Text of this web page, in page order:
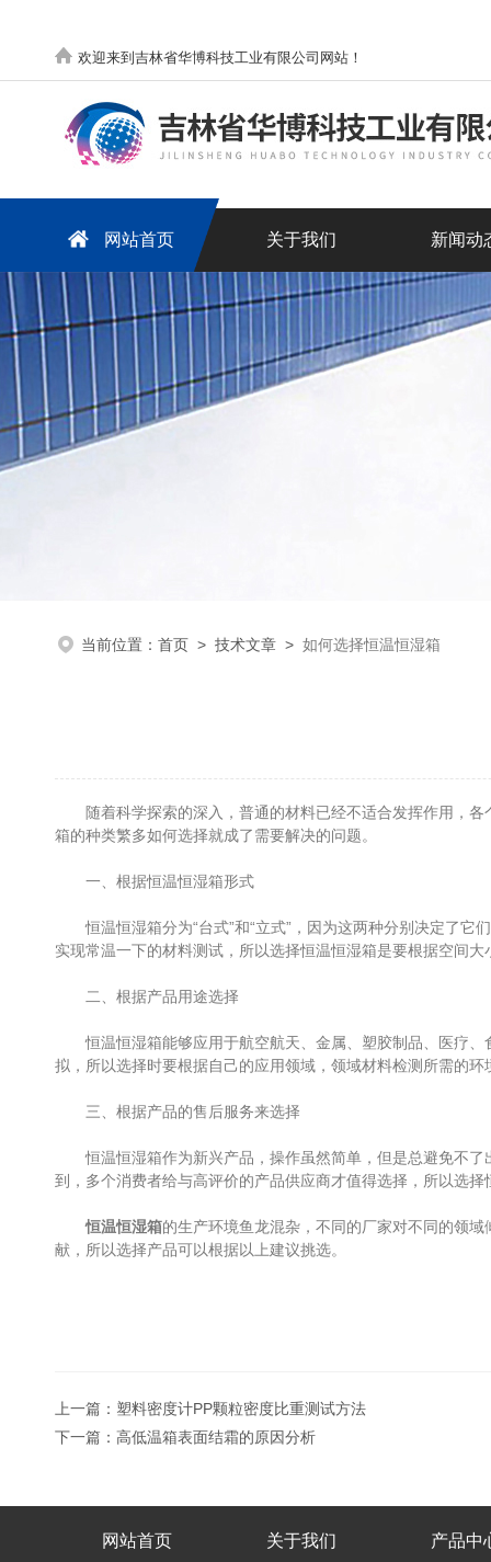
欢迎来到吉林省华博科技工业有限公司网站！
网站首页 关于我们 新闻动
当前位置： 首页 > 技术文章 > 如何选择恒温恒湿箱
随着科学探索的深入，普通的材料已经不适合发挥作用，各
箱的种类繁多如何选择就成了需要解决的问题。
一、根据恒温恒湿箱形式
恒温恒湿箱分为“台式”和“立式”，因为这两种分别决定了它
实现常温一下的材料测试，所以选择恒温恒湿箱是要根据空间大
二、根据产品用途选择
恒温恒湿箱能够应用于航空航天、金属、塑胶制品、医疗、
拟，所以选择时要根据自己的应用领域，领域材料检测所需的环
三、根据产品的售后服务来选择
恒温恒湿箱作为新兴产品，操作虽然简单，但是总避免不了
到，多个消费者给与高评价的产品供应商才值得选择，所以选
恒温恒湿箱的生产环境鱼龙混杂，不同的厂家对不同的领
献，所以选择产品可以根据以上建议挑选。
上一篇： 塑料密度计PP颗粒密度比重测试方法
下一篇： 高低温箱表面结霜的原因分析
网站首页 关于我们 产品中